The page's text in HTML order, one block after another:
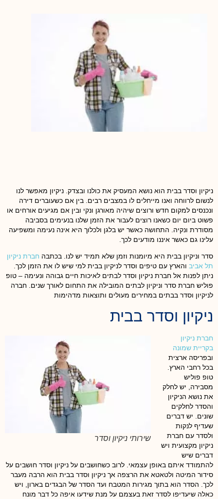
ניקיון וסדר בבית הוא נושא המעסיק את כולנו ובצדק. ניקיון מאפשר לנו
לנשום לרווחה ואנו מייחלים לו במצבים רבים. בין אם כשעוברים דירה
ונכנסים למקום חדש ורוצים שיהיה מאורגן ונקי ובין אם מגיעים אורחים או
פשוט ביום יום כשאנו רוצים לעבור את הזמן שלנו בנעימים בסביבה
מסודרת ונקיה. התחושה כאשר יש בלגן ולכלוך היא אינה נעימה ומשפיעה
עלינו גם כאשר איננו מודעים לכך.
סדר וניקיון בבית היא מיומנות וזמן שלא תמיד יש לנו. בכתבה חברת ניקיון
תל אביב והארץ עם טיפים וסדר לניקיון בבית למי שיש לו את הזמן לכך.
ניתן לפנות אל חברת ניקיון וסדר לבתים לאיכות חיים גבוהה ונעימה – טופ
פוליש חברת סדר וניקיון לבתים המובילה את התחום לאורך שנים. חברה
לניקיון וסדר בבתים במחירים מעולים ותוצאות מדהימות
ניקיון וסדר בבית
שירותי ניקיון וסדר
חברת ניקיון
בקריית שמונה
ובפריסה ארצית
בכל רחבי הארץ.
טופ פוליש
מסבירה, יש לחלק
את נושא הניקיון
והסדר לחלקים
שונים. יש דברים
שעדיף לנקות
ולסדר עם חברת
ניקיון מקצועית ויש
דברים שיש
להתמודד איתם באופן עצמאי. לרוב כשחושבים על ניקיון וסדר חושבים על
סידור המיטה ולטאטא את הרצפה אך ניקיון וסדר בבית הוא הרבה מעבר
לכך. הסדר הוא בתוך מגירות המטבח ועד הסדר של הבגדים בארון, ויש
כאלה שיעדיפו לסדר זאת בעצמם על מנת שידעו איפה כל דבר מונח